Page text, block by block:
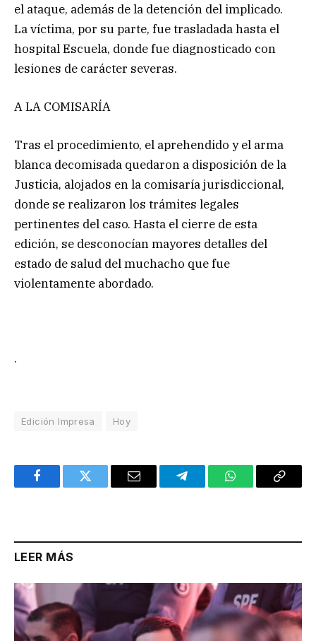
el ataque, además de la detención del implicado.
La víctima, por su parte, fue trasladada hasta el
hospital Escuela, donde fue diagnosticado con
lesiones de carácter severas.
A LA COMISARÍA
Tras el procedimiento, el aprehendido y el arma
blanca decomisada quedaron a disposición de la
Justicia, alojados en la comisaría jurisdiccional,
donde se realizaron los trámites legales
pertinentes del caso. Hasta el cierre de esta
edición, se desconocían mayores detalles del
estado de salud del muchacho que fue
violentamente abordado.
.
Edición Impresa Hoy
FacebookTwitter Email TelegramWhatsAppCopy
LEER MÁS